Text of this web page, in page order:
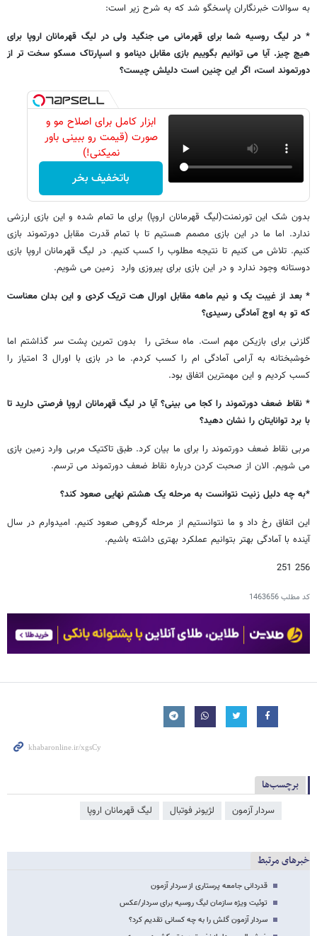
به سوالات خبرنگاران پاسخگو شد که به شرح زیر است:
* در لیگ روسیه شما برای قهرمانی می جنگید ولی در لیگ قهرمانان اروپا برای
هیچ چیز. آیا می توانیم بگوییم بازی مقابل دینامو و اسپارتاک مسکو سخت تر از
دورتموند است، اگر این چنین است دلیلش چیست؟
ابزار کامل برای اصلاح مو و
صورت (قیمت رو ببینی باور
نمیکنی!)
باتخفیف بخر
بدون شک این تورنمنت(لیگ قهرمانان اروپا) برای ما تمام شده و این بازی ارزشی
ندارد. اما ما در این بازی مصمم هستیم تا با تمام قدرت مقابل دورتموند بازی
کنیم. تلاش می کنیم تا نتیجه مطلوب را کسب کنیم. در لیگ قهرمانان اروپا بازی
دوستانه وجود ندارد و در این بازی برای پیروزی وارد زمین می شویم.
* بعد از غیبت یک و نیم ماهه مقابل اورال هت تریک کردی و این بدان معناست
که تو به اوج آمادگی رسیدی؟
گلزنی برای بازیکن مهم است. ماه سختی را بدون تمرین پشت سر گذاشتم اما
خوشبختانه به آرامی آمادگی ام را کسب کردم. ما در بازی با اورال 3 امتیاز را
کسب کردیم و این مهمترین اتفاق بود.
* نقاط ضعف دورتموند را کجا می بینی؟ آیا در لیگ قهرمانان اروپا فرصتی دارید تا
با برد توانایتان را نشان دهید؟
مربی نقاط ضعف دورتموند را برای ما بیان کرد. طبق تاکتیک مربی وارد زمین بازی
می شویم. الان از صحبت کردن درباره نقاط ضعف دورتموند می ترسم.
*به چه دلیل زنیت نتوانست به مرحله یک هشتم نهایی صعود کند؟
این اتفاق رخ داد و ما نتوانستیم از مرحله گروهی صعود کنیم. امیدوارم در سال
آینده با آمادگی بهتر بتوانیم عملکرد بهتری داشته باشیم.
256 251
کد مطلب1463656
برچسب‌ها
سردار آزمون لژیونر فوتبال لیگ قهرمانان اروپا
خبرهای مرتبط
قدردانی جامعه پرستاری از سردار آزمون
توئیت ویژه سازمان لیگ روسیه برای سردار/عکس
سردار آزمون گلش را به چه کسانی تقدیم کرد؟